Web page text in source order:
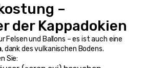
–
der Kappadokien
Felsen und Ballons – es ist auch eine
, dank des vulkanischen Bodens.
Sie: